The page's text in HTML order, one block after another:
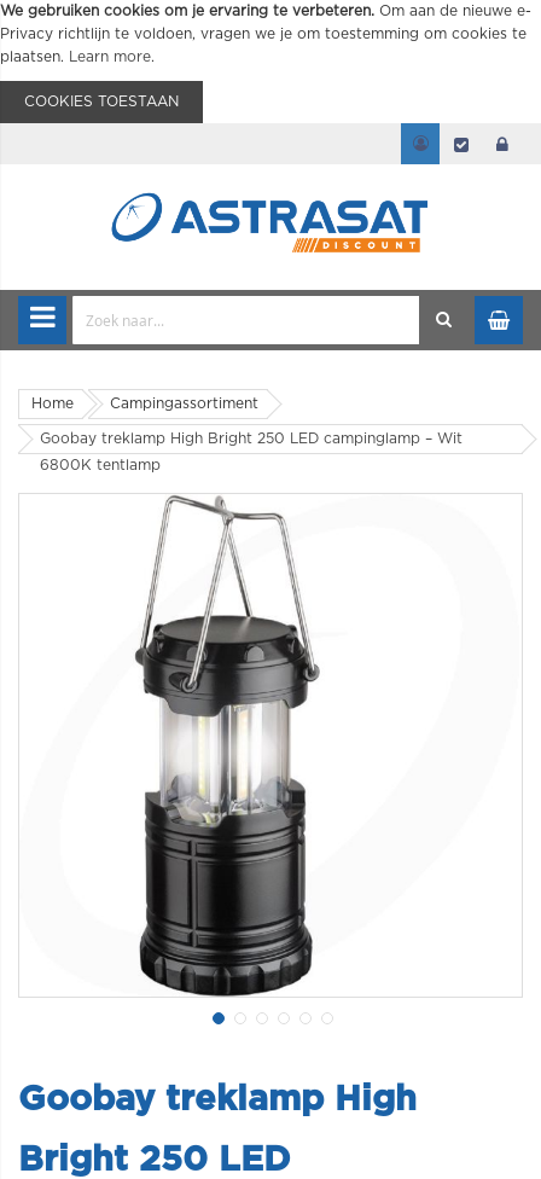
We gebruiken cookies om je ervaring te verbeteren. Om aan de nieuwe e-
Privacy richtlijn te voldoen, vragen we je om toestemming om cookies te
plaatsen.
Learn more.
COOKIES TOESTAAN
Home Campingassortiment
Goobay treklamp High Bright 250 LED campinglamp – Wit
6800K tentlamp
Goobay treklamp High
Bright 250 LED